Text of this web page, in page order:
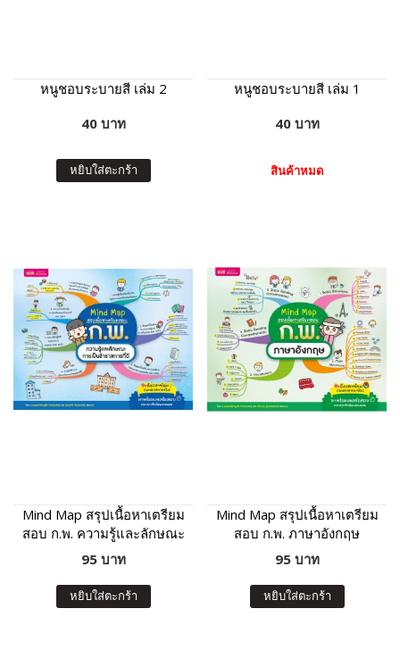
หนูชอบระบายสี เล่ม 2
40 บาท
หยิบใส่ตะกร้า
หนูชอบระบายสี เล่ม 1
40 บาท
สินค้าหมด
Mind Map สรุปเนื้อหาเตรียม
สอบ ก.พ. ความรู้และลักษณะ
การเป็นข้าราชการที่ดี
95 บาท
หยิบใส่ตะกร้า
Mind Map สรุปเนื้อหาเตรียม
สอบ ก.พ. ภาษาอังกฤษ
95 บาท
หยิบใส่ตะกร้า